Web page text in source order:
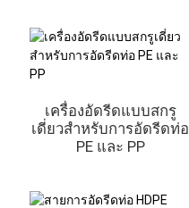
เครื่องอัดรีดแบบสกรู
เดี่ยวสำหรับการอัดรีดท่อ
PE และ PP